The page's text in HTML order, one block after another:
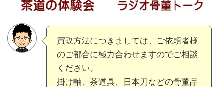
買取方法につきましては、ご依頼者様
のご都合に極力合わせますのでご相談
ください。
掛け軸、茶道具、日本刀などの骨董品